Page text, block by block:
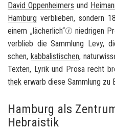
David Op­pen­hei­mers und
Ham­burg ver­blie­ben, son­dern
einem „lä­cher­lich“
nied­ri­gen
ver­blieb die Samm­lung Levy,
schen, kab­ba­lis­ti­schen,
Tex­ten, Lyrik und Prosa recht
thek er­warb diese Samm­lung zu
Hamburg als
Hebraistik